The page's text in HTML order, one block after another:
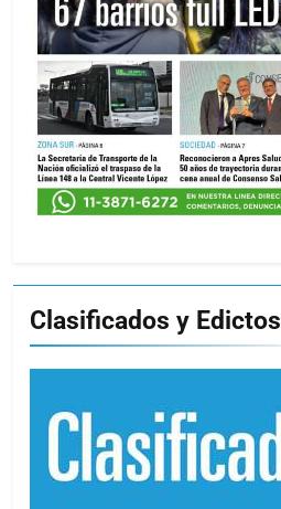
Clasificados y Edictos